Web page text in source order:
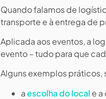
Quando falamos de
transporte e à entrega de
Aplicada aos eventos, a
evento – tudo para que
Alguns exemplos práticos,
aescolha do local e a